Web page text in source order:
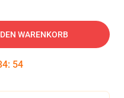
WARENKORB
: 53